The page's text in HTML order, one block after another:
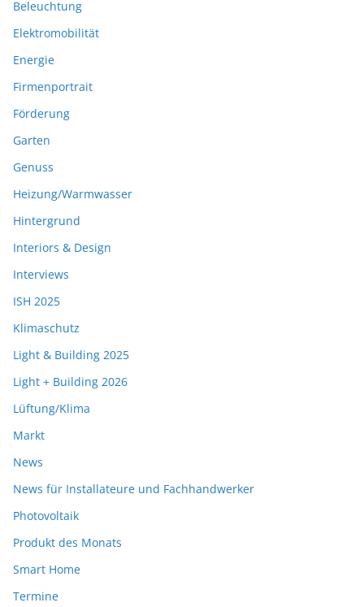
Beleuchtung
Elektromobilität
Energie
Firmenportrait
Förderung
Garten
Genuss
Heizung/Warmwasser
Hintergrund
Interiors & Design
Interviews
ISH 2025
Klimaschutz
Light & Building 2025
Light + Building 2026
Lüftung/Klima
Markt
News
News für Installateure und Fachhandwerker
Photovoltaik
Produkt des Monats
Smart Home
Termine